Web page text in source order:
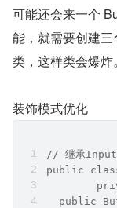
可能还会来一个
能，就需要创建
类，这样类会爆炸。
装饰模式优化
// 继承
public
public